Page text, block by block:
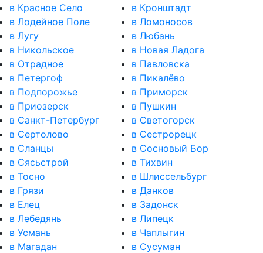
в Красное Село
в Кронштадт
в Лодейное Поле
в Ломоносов
в Лугу
в Любань
в Никольское
в Новая Ладога
в Отрадное
в Павловска
в Петергоф
в Пикалёво
в Подпорожье
в Приморск
в Приозерск
в Пушкин
в Санкт-Петербург
в Светогорск
в Сертолово
в Сестрорецк
в Сланцы
в Сосновый Бор
в Сясьстрой
в Тихвин
в Тосно
в Шлиссельбург
в Грязи
в Данков
в Елец
в Задонск
в Лебедянь
в Липецк
в Усмань
в Чаплыгин
в Магадан
в Сусуман